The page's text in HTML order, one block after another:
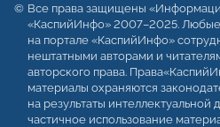
Все права защищены
«КаспийИнфо» 2007–2025.
на портале «КаспийИнфо»
нештатными авторами и
авторского права.
материалы охраняются
на результаты интеллектуальной
частичное использование